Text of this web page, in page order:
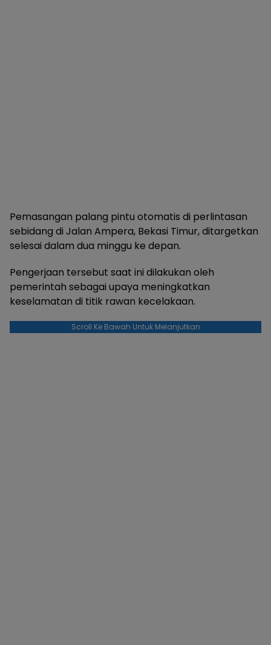
Pemasangan palang pintu otomatis di perlintasan
sebidang di Jalan Ampera, Bekasi Timur, ditargetkan
selesai dalam dua minggu ke depan.
Pengerjaan tersebut saat ini dilakukan oleh
pemerintah sebagai upaya meningkatkan
keselamatan di titik rawan kecelakaan.
Scroll Ke Bawah Untuk Melanjutkan